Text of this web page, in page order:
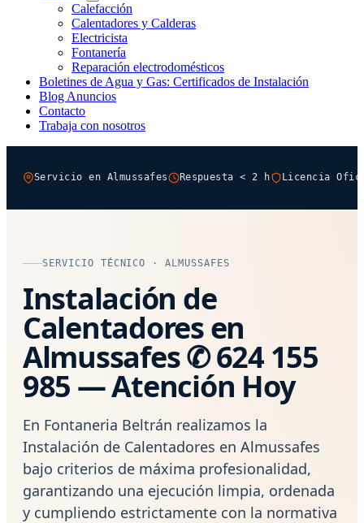
Calefacción
Calentadores y Calderas
Electricista
Fontanería
Reparación electrodomésticos
Boletines de Agua y Gas: Certificados de Instalación
Blog Anuncios
Contacto
Trabaja con nosotros
Servicio en Almussafes Respuesta < 2 h Licencia
SERVICIO TÉCNICO · ALMUSSAFES
Instalación de
Calentadores en
Almussafes ✆ 624 155
985 — Atención Hoy
En Fontaneria Beltrán realizamos la
Instalación de Calentadores en Almussafes
bajo criterios de máxima profesionalidad,
garantizando una ejecución limpia, ordenada
y cumpliendo estrictamente con la normativa